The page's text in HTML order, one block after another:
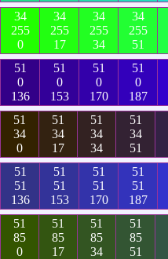
34
255
0
34
255
17
34
255
34
34
255
51
51
0
136
51
0
153
51
0
170
51
0
187
51
34
0
51
34
17
51
34
34
51
34
51
51
51
136
51
51
153
51
51
170
51
51
187
51
85
0
51
85
17
51
85
34
51
85
51